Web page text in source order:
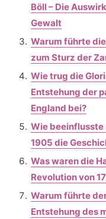
Böll – Die
Gewalt
Warum führte
zum Sturz der
Wie trug die
Entstehung der
England bei?
Wie beeinflusste
1905 die
Was waren die
Revolution von
Warum führte
Entstehung des